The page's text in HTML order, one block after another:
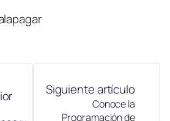
Siguiente artículo
Conoce la
Programación de